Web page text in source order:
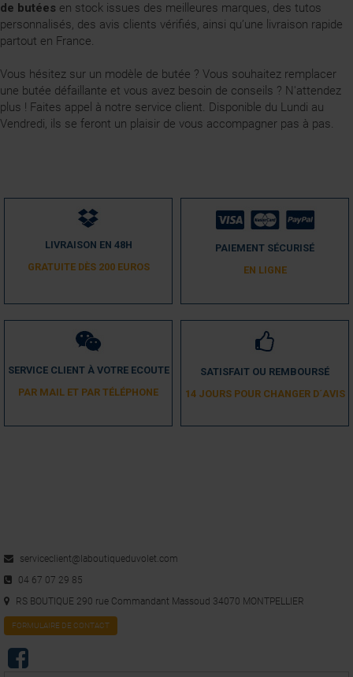
de butées en stock issues des meilleures marques, des tutos
personnalisés, des avis clients vérifiés, ainsi qu’une livraison rapide
partout en France.
Vous hésitez sur un modèle de butée ? Vous souhaitez remplacer
une butée défaillante et vous avez besoin de conseils ? N'attendez
plus ! Faites appel à notre service client. Disponible du Lundi au
Vendredi, ils se feront un plaisir de vous accompagner pas à pas.
LIVRAISON EN 48H
GRATUITE DÈS 200 EUROS
PAIEMENT SÉCURISÉ
EN LIGNE
SERVICE CLIENT À VOTRE ECOUTE
PAR MAIL ET PAR TÉLÉPHONE
SATISFAIT OU REMBOURSÉ
14 JOURS POUR CHANGER D´AVIS
serviceclient@laboutiqueduvolet.com
04 67 07 29 85
RS BOUTIQUE 290 rue Commandant Massoud 34070 MONTPELLIER
FORMULAIRE DE CONTACT